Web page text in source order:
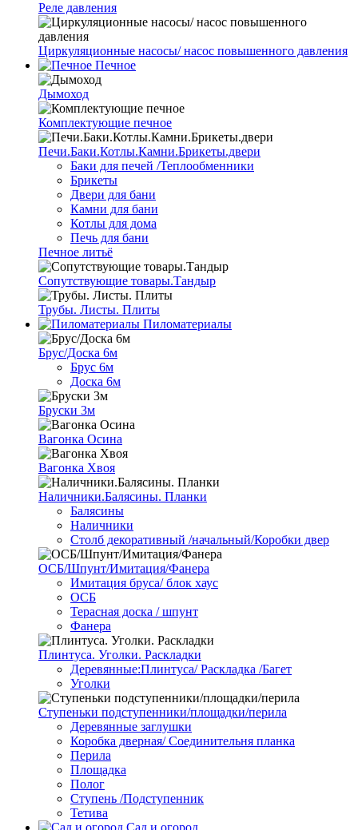
Реле давления
Циркуляционные насосы/ насос повышенного давления
Печное
Дымоход
Комплектующие печное
Печи.Баки.Котлы.Камни.Брикеты.двери
Баки для печей /Теплообменники
Брикеты
Двери для бани
Камни для бани
Котлы для дома
Печь для бани
Печное литьё
Сопутствующие товары.Тандыр
Трубы. Листы. Плиты
Пиломатериалы
Брус/Доска 6м
Брус 6м
Доска 6м
Бруски 3м
Вагонка Осина
Вагонка Хвоя
Наличники.Балясины. Планки
Балясины
Наличники
Столб декоративный /начальный/Коробки двер
ОСБ/Шпунт/Имитация/Фанера
Имитация бруса/ блок хаус
ОСБ
Терасная доска / шпунт
Фанера
Плинтуса. Уголки. Раскладки
Деревянные:Плинтуса/ Раскладка /Багет
Уголки
Ступеньки подступенники/площадки/перила
Деревянные заглушки
Коробка дверная/ Соединительня планка
Перила
Площадка
Полог
Ступень /Подступенник
Тетива
Сад и огород